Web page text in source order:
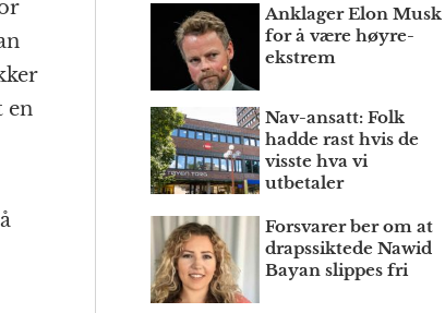
en
Anklager Elon Musk
for å være høyre­
ekstrem
Nav-ansatt: Folk
hadde rast hvis de
visste hva vi
utbetaler
Forsvarer ber om at
draps­siktede Nawid
Bayan slippes fri